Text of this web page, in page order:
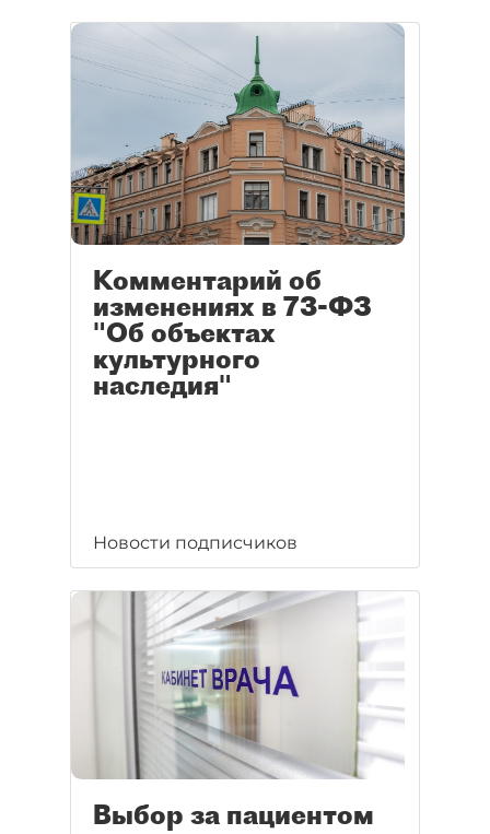
Комментарий об
изменениях в 73-ФЗ
"Об объектах
культурного
наследия"
Новости подписчиков
Выбор за пациентом